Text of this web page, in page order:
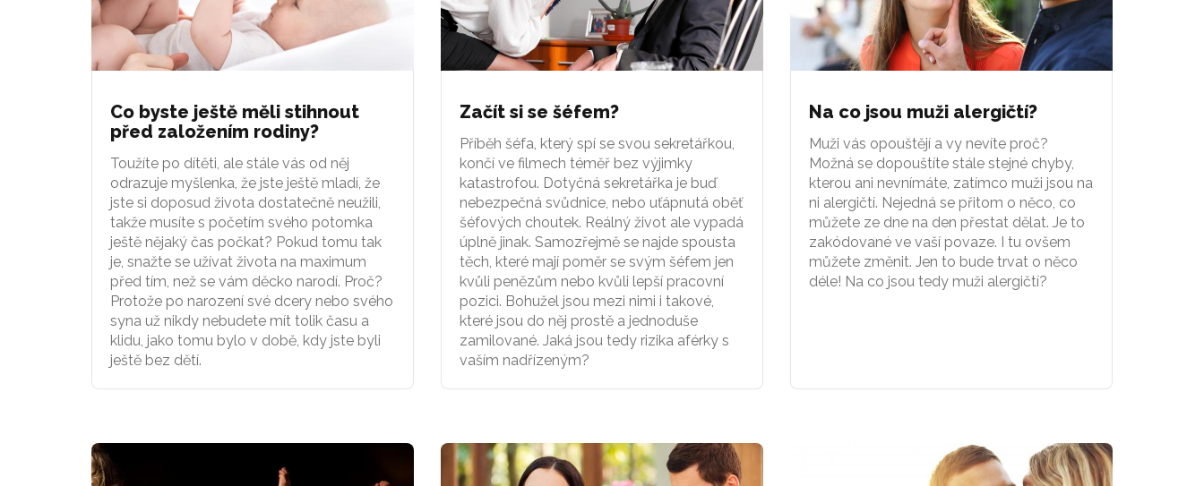
Co byste ještě měli stihnout
před založením rodiny?
Toužíte po dítěti, ale stále vás od něj
odrazuje myšlenka, že jste ještě mladí, že
jste si doposud života dostatečně neužili,
takže musíte s početím svého potomka
ještě nějaký čas počkat? Pokud tomu tak
je, snažte se užívat života na maximum
před tím, než se vám děcko narodí. Proč?
Protože po narození své dcery nebo svého
syna už nikdy nebudete mít tolik času a
klidu, jako tomu bylo v době, kdy jste byli
ještě bez dětí.
Začít si se šéfem?
Příběh šéfa, který spí se svou sekretářkou,
končí ve filmech téměř bez výjimky
katastrofou. Dotyčná sekretářka je buď
nebezpečná svůdnice, nebo uťápnutá oběť
šéfových choutek. Reálný život ale vypadá
úplně jinak. Samozřejmě se najde spousta
těch, které mají poměr se svým šéfem jen
kvůli penězům nebo kvůli lepší pracovní
pozici. Bohužel jsou mezi nimi i takové,
které jsou do něj prostě a jednoduše
zamilované. Jaká jsou tedy rizika aférky s
vaším nadřízeným?
Na co jsou muži alergičtí?
Muži vás opouštějí a vy nevíte proč?
Možná se dopouštíte stále stejné chyby,
kterou ani nevnímáte, zatímco muži jsou na
ni alergičtí. Nejedná se přitom o něco, co
můžete ze dne na den přestat dělat. Je to
zakódované ve vaší povaze. I tu ovšem
můžete změnit. Jen to bude trvat o něco
déle! Na co jsou tedy muži alergičtí?